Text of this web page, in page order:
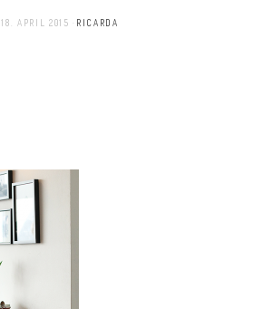
18. APRIL 2015 RICARDA